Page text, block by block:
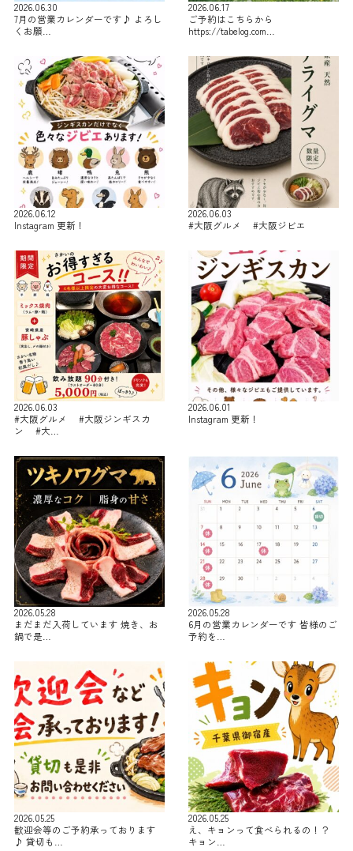
2026.06.30
7月の営業カレンダーです♪ よろし
くお願…
2026.06.17
ご予約はこちらから
https://tabelog.com…
2026.06.12
Instagram 更新！
2026.06.03
#大阪グルメ #大阪ジビエ
2026.06.03
#大阪グルメ #大阪ジンギスカ
ン #大…
2026.06.01
Instagram 更新！
2026.05.28
まだまだ入荷しています 焼き、お
鍋で是…
2026.05.28
6月の営業カレンダーです 皆様のご
予約を…
2026.05.25
歓迎会等のご予約承っております
♪ 貸切も…
2026.05.25
え、キョンって食べられるの！？
キョン…